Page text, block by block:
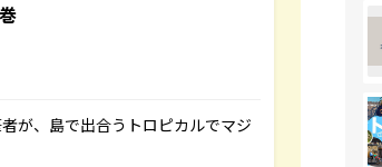
が、島で出合うトロピカルでマジ